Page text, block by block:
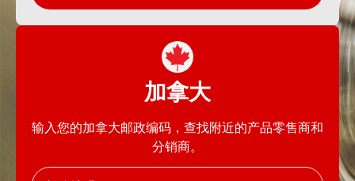
加拿大
输入您的加拿大邮政编码，查找附近的产品零售商和
分销商。